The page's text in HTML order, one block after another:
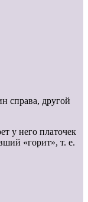
справа, другой
у него платочек
«горит», т. е.